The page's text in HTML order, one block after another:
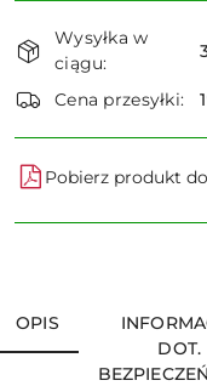
i
dostawa
Wysyłka w
ciągu:
Cena przesyłki:
Pobierz produkt
OPIS
DOT.